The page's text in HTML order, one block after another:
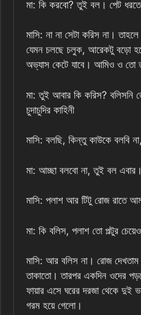
মা: কি করবো? তুই বল। পেট ধরতে
মাসি: না না সেটা করিস না।
যেমন চলছে চলুক, আরেকটু বড়ো
অভ্যাস কেটে যাবে। আমিও ও তো
মা: তুই আবার কি করিস? বলিসনি
চুদাচুদির কাহিনী
মাসি: বলছি, কিন্তু কাউকে বলবি
মা: আচ্ছা বলবো না, তুই বল
মাসি: পলাশ আর টিটু রোজ রাতে
মা: কি বলিস, পলাশ তো পল্টুর
মাসি: আর বলিস না। রোজ
তাকাতো। তারপর একদিন ওদের
ফায়ার এসে ঘরের দরজা থেকে দুই
গরম হয়ে গেলো।